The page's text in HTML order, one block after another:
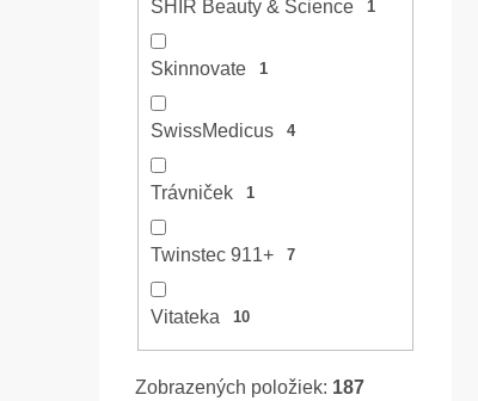
SHIR Beauty & Science 1
Skinnovate 1
SwissMedicus 4
Trávniček 1
Twinstec 911+ 7
Vitateka 10
Zobrazených položiek: 187